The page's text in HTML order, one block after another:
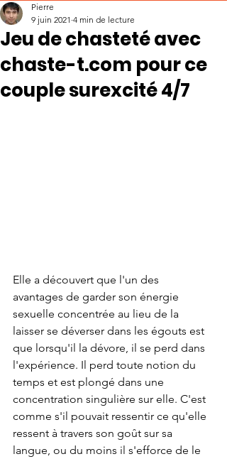
Jeu de chasteté avec
chaste-t.com pour ce
couple surexcité 4/7
Pierre
9 juin 2021 4 min de lecture
Elle a découvert que l'un des
avantages de garder son énergie
sexuelle concentrée au lieu de la
laisser se déverser dans les égouts est
que lorsqu'il la dévore, il se perd dans
l'expérience. Il perd toute notion du
temps et est plongé dans une
concentration singulière sur elle. C'est
comme s'il pouvait ressentir ce qu'elle
ressent à travers son goût sur sa
langue, ou du moins il s'efforce de le